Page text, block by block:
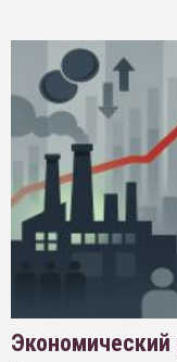
Экономический